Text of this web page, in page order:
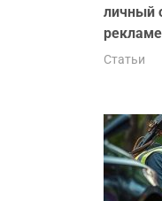
личный
рекламе
Статьи